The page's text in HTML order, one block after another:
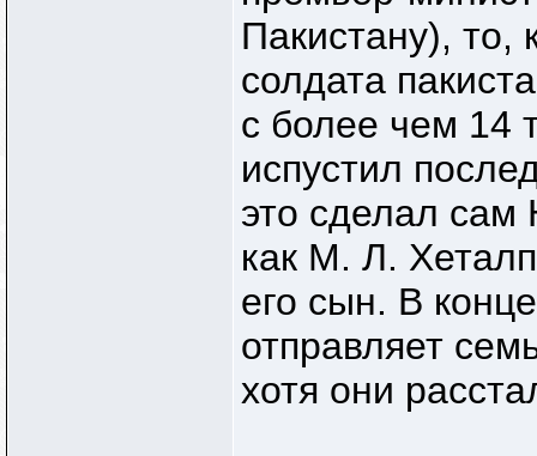
Пакистану), то,
солдата
с более чем 14
испустил
это сделал
как М. Л.
его сын. В
отправляет
хотя они